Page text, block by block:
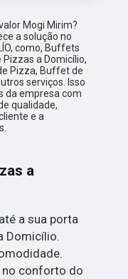
Mogi Mirim?
a solução no
como, Buffets
a Domicílio,
Pizza, Buffet de
serviços. Isso
da empresa com
qualidade,
e a
a
a sua porta
Domicílio.
no conforto do